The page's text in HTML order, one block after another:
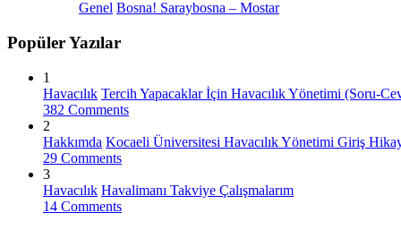
Genel Bosna! Saraybosna – Mostar
Popüler Yazılar
1
Havacılık Tercih Yapacaklar İçin Havacılık Yönetimi (Soru-
382 Comments
2
Hakkımda Kocaeli Üniversitesi Havacılık Yönetimi Giriş
29 Comments
3
Havacılık Havalimanı Takviye Çalışmalarım
14 Comments